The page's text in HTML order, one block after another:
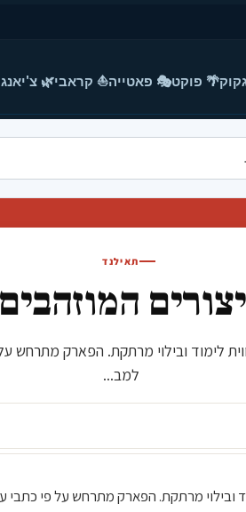
🌴 פוקט🎭 פאטייה⛵ קראבי🌿
תאילנד
לימוד ובילוי מרתקת. הפארק מתרחש
למב...
ובילוי מרתקת. הפארק מתרחש על פי כתבי